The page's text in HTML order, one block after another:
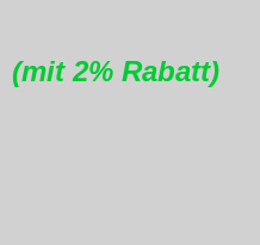
(mit 2% Rabatt)